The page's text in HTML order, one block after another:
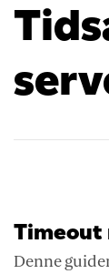
Timeout
Denne